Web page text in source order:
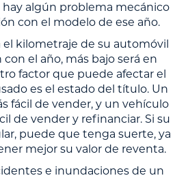
algún problema mecánico
con el modelo de ese año.
el kilometraje de su automóvil
el año, más bajo será en
factor que puede afectar el
es el estado del título. Un
fácil de vender, y un vehículo
de vender y refinanciar. Si su
puede que tenga suerte, ya
mejor su valor de reventa.
e inundaciones de un